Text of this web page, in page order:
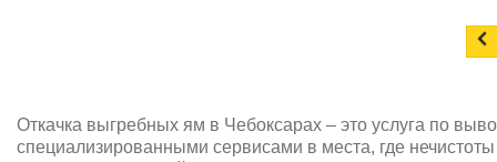
Откачка выгребных ям в Чебоксарах – это услуга по
специализированными сервисами в места, где